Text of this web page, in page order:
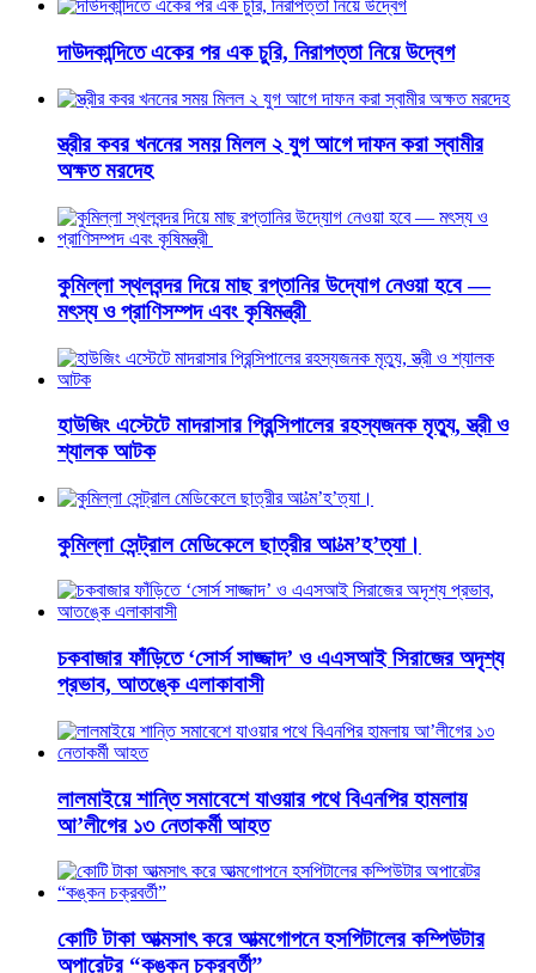
দাউদকান্দিতে একের পর এক চুরি, নিরাপত্তা নিয়ে উদ্বেগ
স্ত্রীর কবর খননের সময় মিলল ২ যুগ আগে দাফন করা স্বামীর
অক্ষত মরদেহ
কুমিল্লা স্থলবন্দর দিয়ে মাছ রপ্তানির উদ্যোগ নেওয়া হবে —
মৎস্য ও প্রাণিসম্পদ এবং কৃষিমন্ত্রী
হাউজিং এস্টেটে মাদরাসার প্রিন্সিপালের রহস্যজনক মৃত্যু, স্ত্রী ও
শ্যালক আটক
কুমিল্লা সেন্ট্রাল মেডিকেলে ছাত্রীর আ’ত্ম’হ’ত্যা।
চকবাজার ফাঁড়িতে ‘সোর্স সাজ্জাদ’ ও এএসআই সিরাজের অদৃশ্য
প্রভাব, আতঙ্কে এলাকাবাসী
লালমাইয়ে শান্তি সমাবেশে যাওয়ার পথে বিএনপির হামলায়
আ’লীগের ১৩ নেতাকর্মী আহত
কোটি টাকা আত্মসাৎ করে আত্মগোপনে হসপিটালের কম্পিউটার
অপারেটর “কঙ্কন চক্রবর্তী”